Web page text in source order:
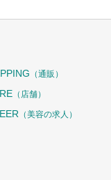
（通販）
（店舗）
（美容の求人）